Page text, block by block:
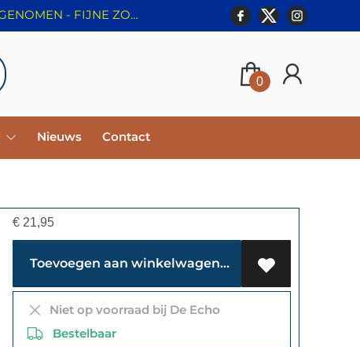
⛔️ WEBSHOP GESLOTEN T/M 8 AUGUSTUS - BESTELLINGEN WORDEN NIET IN BEHANDELING GENOMEN - FIJNE ZOMER!
0
Nieuws Contact
€ 21,95
Toevoegen aan winkelwagen
Niet op voorraad bij De Echo
Bestelbaar